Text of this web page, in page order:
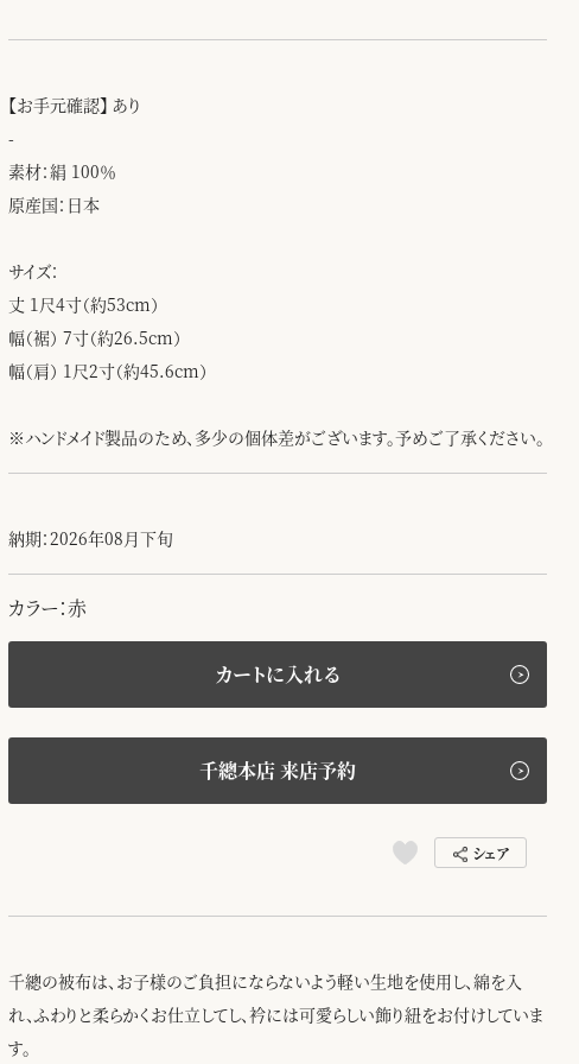
【お手元確認】 あり
-
素材：絹 100％
原産国：日本
サイズ：
丈 1尺4寸（約53cm）
幅（裾） 7寸（約26.5cm）
幅（肩） 1尺2寸（約45.6cm）
※ハンドメイド製品のため、多少の個体差がございます。予めご了承ください。
納期：2026年08月下旬
カラー：赤
カートに入れる
千總本店 来店予約
シェア
千總の被布は、お子様のご負担にならないよう軽い生地を使用し、綿を入
れ、ふわりと柔らかくお仕立してし、衿には可愛らしい飾り紐をお付けしていま
す。